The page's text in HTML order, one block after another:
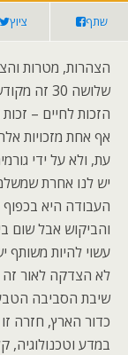
שתף ציוץ
שלושה
הזכות לחיים –
אף אחת מזכויות
עת, ולא על ידי
יש לנו אחרת
העבודה היא
והביקוש אבל שום
עשוי להיות משותף
שיבת הסביבה
כדור הארץ, חזרה
במדע וטכנולוגיה,